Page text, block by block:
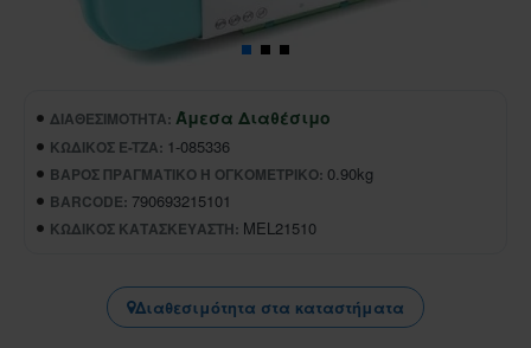
ΔΙΑΘΕΣΙΜΌΤΗΤΑ: Άμεσα Διαθέσιμο
ΚΩΔΙΚΌΣ E-TZA: 1-085336
ΒΆΡΟΣ ΠΡΑΓΜΑΤΙΚΌ Ή ΟΓΚΟΜΕΤΡΙΚΌ: 0.90kg
BARCODE: 790693215101
ΚΩΔΙΚΌΣ ΚΑΤΑΣΚΕΥΑΣΤΉ: MEL21510
Διαθεσιμότητα στα καταστήματα